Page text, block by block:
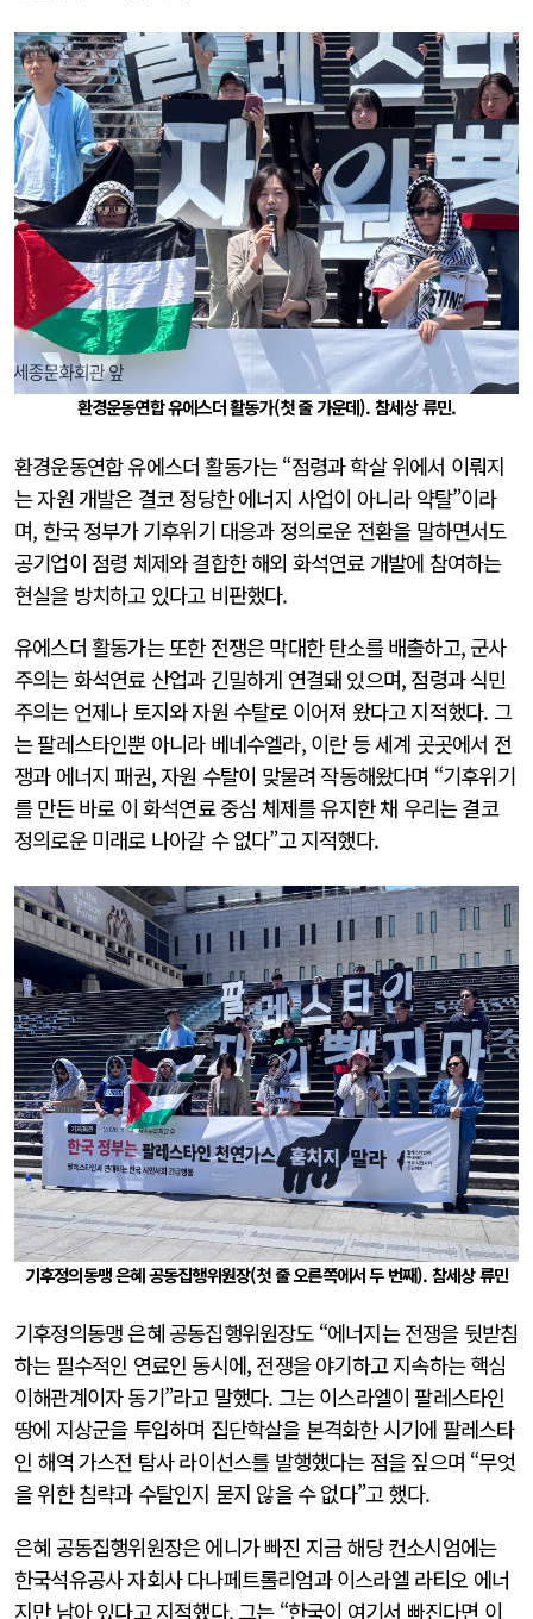
환경운동연합 유에스더 활동가(첫 줄 가운데). 참세상 류민.
환경운동연합 유에스더 활동가는 “점령과 학살 위에서 이뤄지
는 자원 개발은 결코 정당한 에너지 사업이 아니라 약탈”이라
며, 한국 정부가 기후위기 대응과 정의로운 전환을 말하면서도
공기업이 점령 체제와 결합한 해외 화석연료 개발에 참여하는
현실을 방치하고 있다고 비판했다.
유에스더 활동가는 또한 전쟁은 막대한 탄소를 배출하고, 군사
주의는 화석연료 산업과 긴밀하게 연결돼 있으며, 점령과 식민
주의는 언제나 토지와 자원 수탈로 이어져 왔다고 지적했다. 그
는 팔레스타인뿐 아니라 베네수엘라, 이란 등 세계 곳곳에서 전
쟁과 에너지 패권, 자원 수탈이 맞물려 작동해왔다며 “기후위기
를 만든 바로 이 화석연료 중심 체제를 유지한 채 우리는 결코
정의로운 미래로 나아갈 수 없다”고 지적했다.
기후정의동맹 은혜 공동집행위원장(첫 줄 오른쪽에서 두 번째). 참세상 류민
기후정의동맹 은혜 공동집행위원장도 “에너지는 전쟁을 뒷받침
하는 필수적인 연료인 동시에, 전쟁을 야기하고 지속하는 핵심
이해관계이자 동기”라고 말했다. 그는 이스라엘이 팔레스타인
땅에 지상군을 투입하며 집단학살을 본격화한 시기에 팔레스타
인 해역 가스전 탐사 라이선스를 발행했다는 점을 짚으며 “무엇
을 위한 침략과 수탈인지 묻지 않을 수 없다”고 했다.
은혜 공동집행위원장은 에니가 빠진 지금 해당 컨소시엄에는
한국석유공사 자회사 다나페트롤리엄과 이스라엘 라티오 에너
지만 남아 있다고 지적했다. 그는 “한국이 여기서 빠진다면 이